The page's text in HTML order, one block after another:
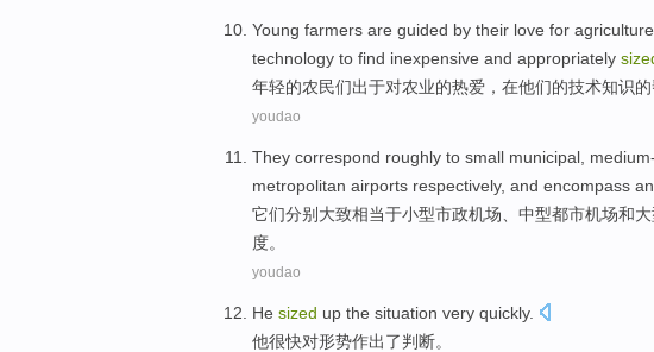
Young farmers are guided by their love for agriculture
technology to find inexpensive and appropriately
年轻的农民们出于对农业的热爱 ， 在他们的技术知识的
youdao
They correspond roughly to small municipal medium-
metropolitan airports respectively, and encompass an
它们分别 大致相当于小型市政机场 中型都市机场和
度。
youdao
He sized up the situation very quickly.
他很快对形势作出了判断。